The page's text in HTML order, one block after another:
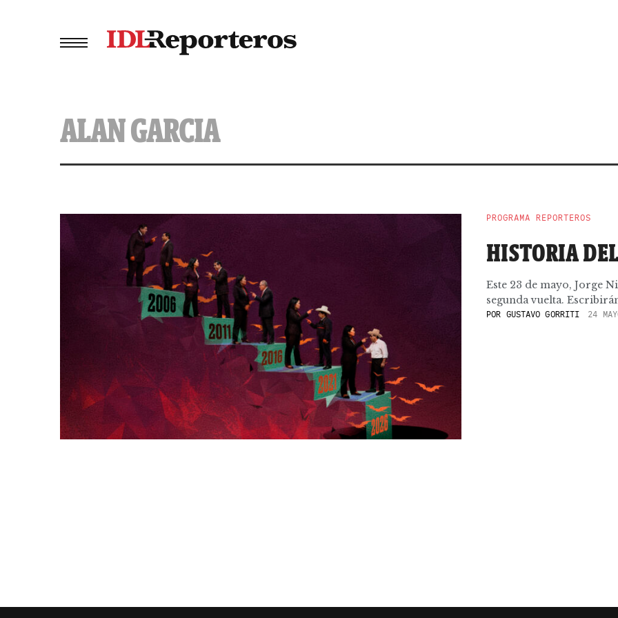
ALAN GARCIA
PROGRAMA REPORTEROS
HISTORIA
Este 23 de mayo, Jorge
segunda vuelta.
POR GUSTAVO GORRITI 24